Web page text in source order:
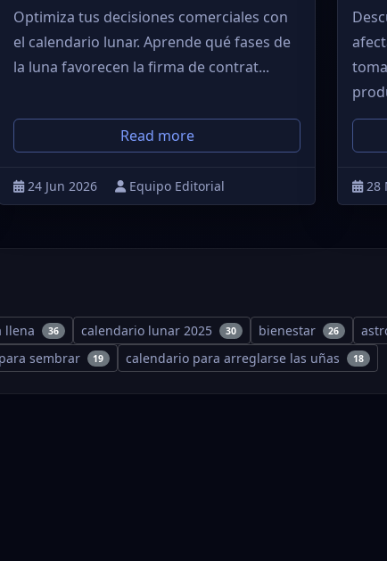
Optimiza tus decisiones comerciales con
el calendario lunar. Aprende qué fases de
la luna favorecen la firma de contrat...
Read more
24 Jun 2026 Equipo Editorial 28
llena 36 calendario lunar 2025 30 bienestar 26
sembrar 19 calendario para arreglarse las uñas 18